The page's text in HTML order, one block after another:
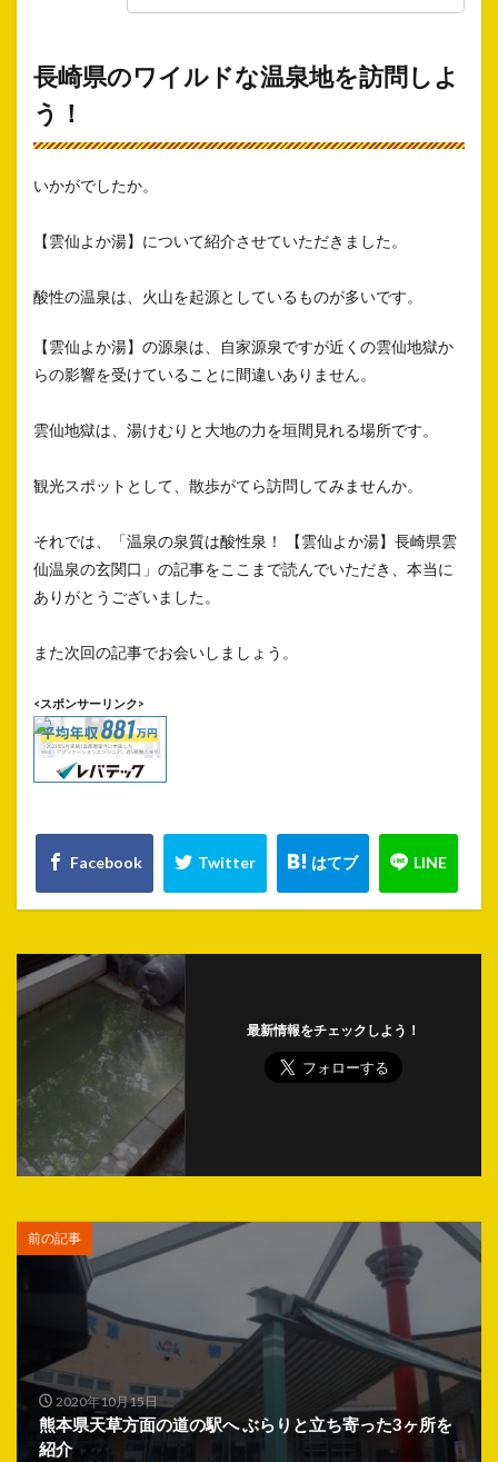
長崎県のワイルドな温泉地を訪問しよ
う！
いかがでしたか。
【雲仙よか湯】について紹介させていただきました。
酸性の温泉は、火山を起源としているものが多いです。
【雲仙よか湯】の源泉は、自家源泉ですが近くの雲仙地獄か
らの影響を受けていることに間違いありません。
雲仙地獄は、湯けむりと大地の力を垣間見れる場所です。
観光スポットとして、散歩がてら訪問してみませんか。
それでは、「温泉の泉質は酸性泉！ 【雲仙よか湯】長崎県雲
仙温泉の玄関口」の記事をここまで読んでいただき、本当に
ありがとうございました。
また次回の記事でお会いしましょう。
<スポンサーリンク>
最新情報をチェックしよう！
前の記事
2020年10月15日
熊本県天草方面の道の駅へ ぶらりと立ち寄った3ヶ所を
紹介